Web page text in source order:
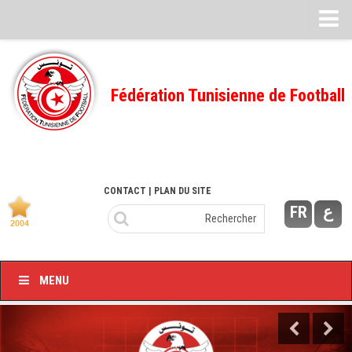
Feuille de match
FMI – 2022/2023
Ligue I – 2022/2023
Ligue I – 2020/2021
Ligue I – 2019/2020
Fédération Tunisienne de Football
FR ع
CONTACT | PLAN DU SITE
MENU